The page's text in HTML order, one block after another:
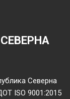
Северна
ISO 9001:2015